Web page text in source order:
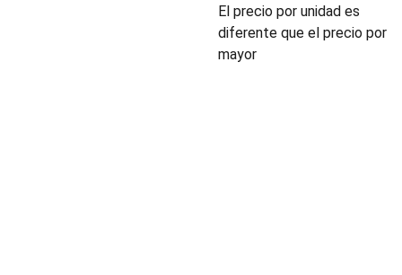
El precio por unidad es
diferente que el precio por
mayor